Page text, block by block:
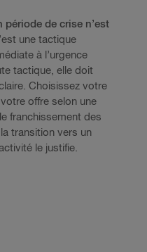
période de crise n’est
une tactique
à l’urgence
tactique, elle doit
Choisissez votre
offre selon une
franchissement des
transition vers un
le justifie.